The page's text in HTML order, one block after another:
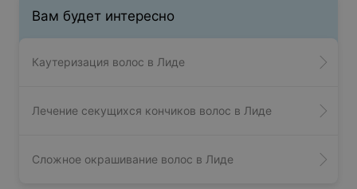
Вам будет интересно
Каутеризация волос в Лиде
Лечение секущихся кончиков волос в Лиде
Сложное окрашивание волос в Лиде